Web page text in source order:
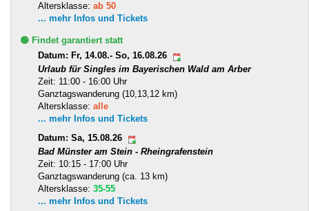
Altersklasse: ab 50
... mehr Infos und Tickets
🟢 Findet garantiert statt
Datum: Fr, 14.08.- So, 16.08.26
Urlaub für Singles im Bayerischen Wald am Arber
Zeit: 11:00 - 16:00 Uhr
Ganztagswanderung (10,13,12 km)
Altersklasse: alle
... mehr Infos und Tickets
Datum: Sa, 15.08.26
Bad Münster am Stein - Rheingrafenstein
Zeit: 10:15 - 17:00 Uhr
Ganztagswanderung (ca. 13 km)
Altersklasse: 35-55
... mehr Infos und Tickets